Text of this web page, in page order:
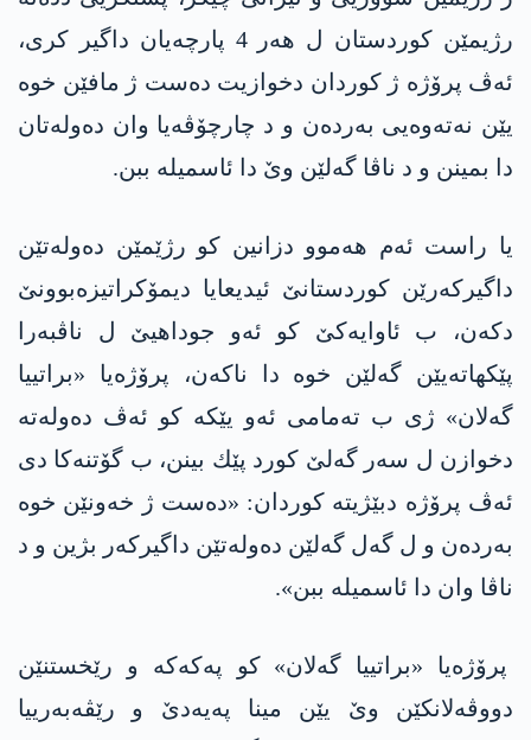
رژیمێن كوردستان ل هه‌ر 4 پا‌رچه‌یان داگیر كری،
ئه‌ڤ پرۆژه‌ ژ كوردان دخوازیت ده‌ست ژ مافێن خوه‌
یێن نه‌ته‌وه‌یی به‌ردەن و د چارچۆڤه‌یا وان ده‌وله‌تان
دا‌ بمینن و د ناڤا گه‌لێن وێ دا‌ ئاسمیله‌ ببن.
یا راست ئه‌م هه‌موو دزانین كو ر‌ژێمێن ده‌وله‌تێن
داگیركه‌رێن كوردستانێ ئیدیعایا دیمۆكراتیزه‌بوونێ
دكەن، ب ئاوایه‌كێ كو ئه‌و جوداهیێ ل ناڤبه‌را
پێكهاته‌یێن گه‌لێن خوه‌ دا‌ ناكەن، پرۆژه‌یا «براتییا
گه‌لان» ژی ب تەمامی ئه‌و یێكه‌ كو ئه‌ڤ ده‌وله‌ته‌
دخوازن ل سه‌ر گه‌لێ كورد پێك بینن، ب گۆتنه‌كا‌ دی
ئه‌ڤ پرۆژه‌ دبێژیتە كوردان: «ده‌ست ژ خه‌ونێن خوه‌
به‌ردەن و ل گه‌ل گه‌لێن ده‌وله‌تێن داگیركه‌ر بژین و د
ناڤا وان دا‌ ئاسمیله‌ ببن».
پرۆژه‌یا «براتییا گه‌لان» كو په‌كه‌كه‌ و رێخستنێن
دووڤه‌لانكێن وێ یێن مینا په‌یه‌دێ و رێڤه‌به‌رییا